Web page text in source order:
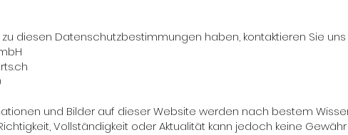
zu diesen Datenschutzbestimmungen haben, kontaktieren Sie
und Bilder auf dieser Website werden nach bestem
Vollständigkeit oder Aktualität kann jedoch keine